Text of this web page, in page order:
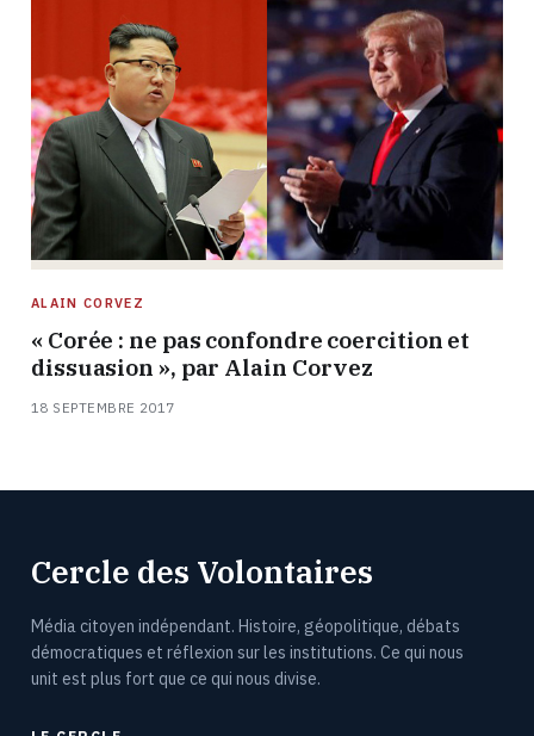
ALAIN CORVEZ
« Corée : ne pas confondre coercition et
dissuasion », par Alain Corvez
18 SEPTEMBRE 2017
Cercle des Volontaires
Média citoyen indépendant. Histoire, géopolitique, débats
démocratiques et réflexion sur les institutions. Ce qui nous
unit est plus fort que ce qui nous divise.